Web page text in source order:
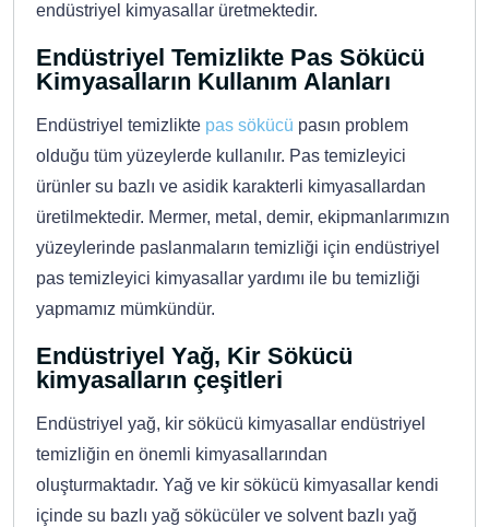
endüstriyel kimyasallar üretmektedir.
Endüstriyel Temizlikte Pas Sökücü
Kimyasalların Kullanım Alanları
Endüstriyel temizlikte pas sökücü pasın problem
olduğu tüm yüzeylerde kullanılır. Pas temizleyici
ürünler su bazlı ve asidik karakterli kimyasallardan
üretilmektedir. Mermer, metal, demir, ekipmanlarımızın
yüzeylerinde paslanmaların temizliği için endüstriyel
pas temizleyici kimyasallar yardımı ile bu temizliği
yapmamız mümkündür.
Endüstriyel Yağ, Kir Sökücü
kimyasalların çeşitleri
Endüstriyel yağ, kir sökücü kimyasallar endüstriyel
temizliğin en önemli kimyasallarından
oluşturmaktadır. Yağ ve kir sökücü kimyasallar kendi
içinde su bazlı yağ sökücüler ve solvent bazlı yağ